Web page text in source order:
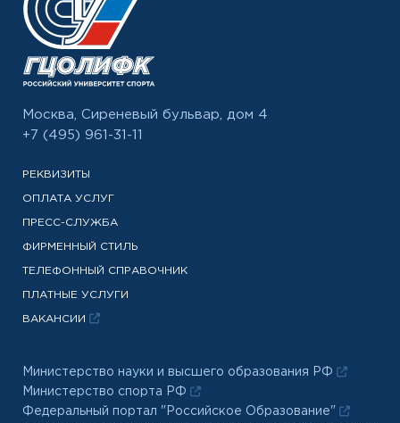
Москва, Сиреневый бульвар, дом 4
+7 (495) 961-31-11
РЕКВИЗИТЫ
ОПЛАТА УСЛУГ
ПРЕСС-СЛУЖБА
ФИРМЕННЫЙ СТИЛЬ
ТЕЛЕФОННЫЙ СПРАВОЧНИК
ПЛАТНЫЕ УСЛУГИ
ВАКАНСИИ
Министерство науки и высшего образования РФ
Министерство спорта РФ
Федеральный портал "Российское Образование"